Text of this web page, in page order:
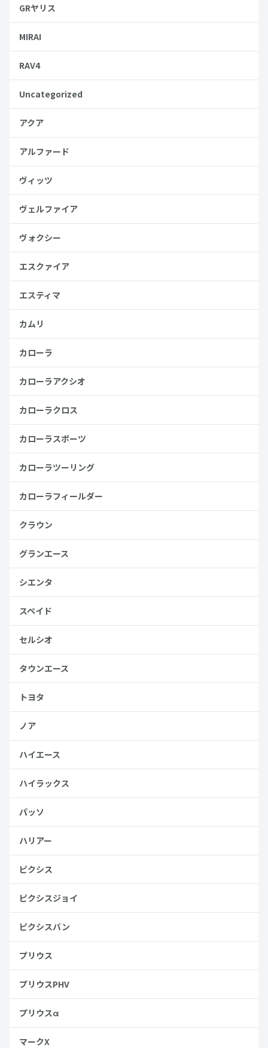
GRヤリス
MIRAI
RAV4
Uncategorized
アクア
アルファード
ヴィッツ
ヴェルファイア
ヴォクシー
エスクァイア
エスティマ
カムリ
カローラ
カローラアクシオ
カローラクロス
カローラスポーツ
カローラツーリング
カローラフィールダー
クラウン
グランエース
シエンタ
スペイド
セルシオ
タウンエース
トヨタ
ノア
ハイエース
ハイラックス
パッソ
ハリアー
ピクシス
ピクシスジョイ
ピクシスバン
プリウス
プリウスPHV
プリウスα
マークX